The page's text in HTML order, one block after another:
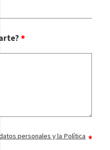
personales y la Política